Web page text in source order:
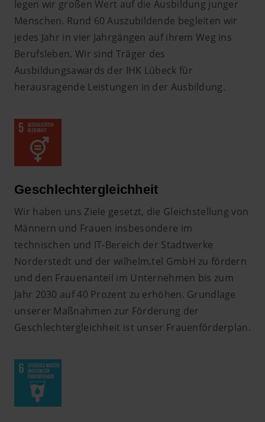
legen wir großen Wert auf die Ausbildung junger
Menschen. Rund 60 Auszubildende begleiten wir
jedes Jahr in vier Jahrgängen auf ihrem Weg ins
Berufsleben. Wir sind Träger des
Ausbildungsawards der IHK Lübeck für
herausragende Leistungen in der Ausbildung.
Geschlechtergleichheit
Wir haben uns Ziele gesetzt, die Gleichstellung von
Männern und Frauen insbesondere im
technischen und IT-Bereich der Stadtwerke
Norderstedt und der wilhelm.tel GmbH zu fördern
und den Frauenanteil im Unternehmen bis zum
Jahr 2030 auf 40 Prozent zu erhöhen. Grundlage
unserer Maßnahmen zur Förderung der
Geschlechtergleichheit ist unser Frauenförderplan.